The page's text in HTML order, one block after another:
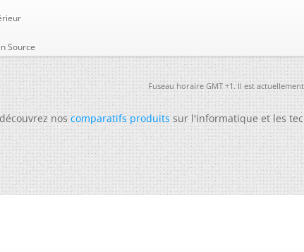
Source
Fuseau horaire GMT +1. Il est
noscomparatifs produitssur l'informatique et les